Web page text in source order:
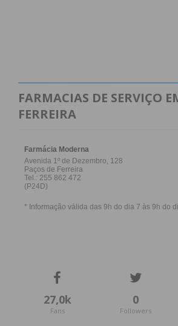
FARMACIAS DE SERVIÇO
FERREIRA
27,0k
Fans
0
Followers